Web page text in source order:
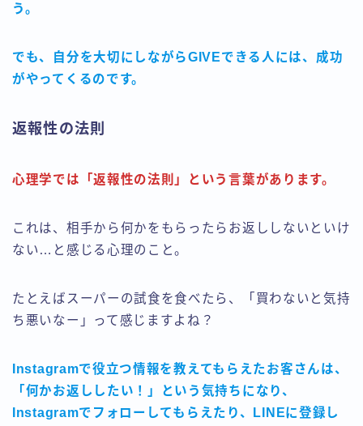
う。
でも、自分を大切にしながらGIVEできる人には、成功
がやってくるのです。
返報性の法則
心理学では「返報性の法則」という言葉があります。
これは、相手から何かをもらったらお返ししないといけ
ない…と感じる心理のこと。
たとえばスーパーの試食を食べたら、「買わないと気持
ち悪いなー」って感じますよね？
Instagramで役立つ情報を教えてもらえたお客さんは、
「何かお返ししたい！」という気持ちになり、
Instagramでフォローしてもらえたり、LINEに登録し